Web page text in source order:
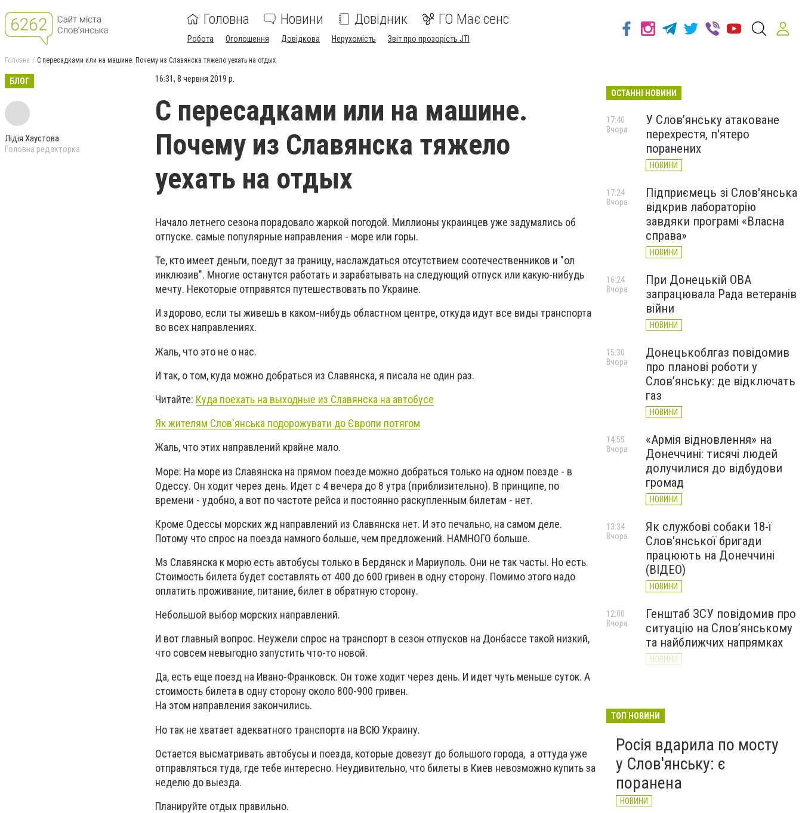
Головна Новини Довідник ГО Має сенс
Робота Оголошення Довідкова Нерухомість Звіт про прозорість JTI
Головна С пересадками или на машине. Почему из Славянска тяжело уехать на отдых
БЛОГ
Лідія Хаустова
Головна редакторка
16:31, 8 червня 2019 р.
С пересадками или на машине.
Почему из Славянска тяжело
уехать на отдых
Начало летнего сезона порадовало жаркой погодой. Миллионы украинцев уже задумались об
отпуске. самые популярные направления - море или горы.
Те, кто имеет деньги, поедут за границу, наслаждаться отсутствием соотечественников и "ол
инклюзив". Многие останутся работать и зарабатывать на следующий отпуск или какую-нибудь
мечту. Некоторые отправятся путешествовать по Украине.
И здорово, если ты живешь в каком-нибудь областном центре, откуда идут все виды транспорта
во всех направлениях.
Жаль, что это не о нас.
И так, о том, куда можно добраться из Славянска, я писала не один раз.
Читайте: Куда поехать на выходные из Славянска на автобусе
Як жителям Слов'янська подорожувати до Європи потягом
Жаль, что этих направлений крайне мало.
Море: На море из Славянска на прямом поезде можно добраться только на одном поезде - в
Одессу. Он ходит через день. Идет с 4 вечера до 8 утра (приблизительно). В принципе, по
времени - удобно, а вот по частоте рейса и постоянно раскупленным билетам - нет.
Кроме Одессы морских жд направлений из Славянска нет. И это печально, на самом деле.
Потому что спрос на поезда намного больше, чем предложений. НАМНОГО больше.
Мз Славянска к морю есть автобусы только в Бердянск и Мариуполь. Они не так часты. Но есть.
Стоимость билета будет составлять от 400 до 600 гривен в одну сторону. Помимо этого надо
оплатить проживание, питание, билет в обратную сторону.
Небольшой выбор морских направлений.
И вот главный вопрос. Неужели спрос на транспорт в сезон отпусков на Донбассе такой низкий,
что совсем невыгодно запустить что-то новой.
Да, есть еще поезд на Ивано-Франковск. Он тоже ходит через день. И идет чуть меньше суток. А
стоимость билета в одну сторону около 800-900 гривен.
На этом направления закончились.
Но так не хватает адекватного транспорта на ВСЮ Украину.
Остается высматривать автобусы и поезда, которые довезут до большого города, а оттуда уже
отправляться туда, где тебе интересно. Неудивительно, что билеты в Киев невозможно купить за
неделю до выезда.
Планируйте отдых правильно.
ОСТАННІ НОВИНИ
У Слов’янську атаковане
перехрестя, п'ятеро
поранених
НОВИНИ
17:40
Вчора
Підприємець зі Слов'янська
відкрив лабораторію
завдяки програмі «Власна
справа»
НОВИНИ
17:24
Вчора
При Донецькій ОВА
запрацювала Рада ветеранів
війни
НОВИНИ
16:24
Вчора
Донецькоблгаз повідомив
про планові роботи у
Слов’янську: де відключать
газ
НОВИНИ
15:30
Вчора
«Армія відновлення» на
Донеччині: тисячі людей
долучилися до відбудови
громад
НОВИНИ
14:55
Вчора
Як службові собаки 18-ї
Слов'янської бригади
працюють на Донеччині
(ВІДЕО)
НОВИНИ
13:34
Вчора
Генштаб ЗСУ повідомив про
ситуацію на Слов’янському
та найближчих напрямках
НОВИНИ
12:00
Вчора
великої війни: 7 серпня
ТОП НОВИНИ
Росія вдарила по мосту
у Слов'янську: є
поранена
НОВИНИ